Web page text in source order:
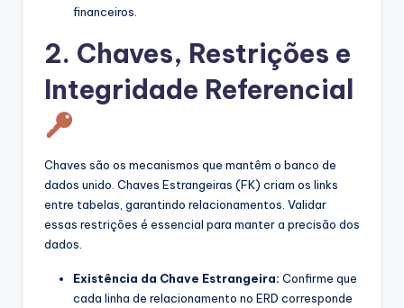
financeiros.
2. Chaves, Restrições e
Integridade Referencial
Chaves são os mecanismos que mantêm o banco de
dados unido. Chaves Estrangeiras (FK) criam os links
entre tabelas, garantindo relacionamentos. Validar
essas restrições é essencial para manter a precisão dos
dados.
Existência da Chave Estrangeira: Confirme que
cada linha de relacionamento no ERD corresponde